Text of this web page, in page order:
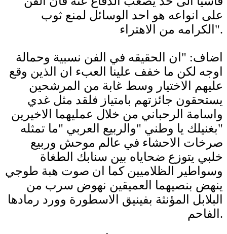
على انواعه هو احد الوسائل لمنع ثوب
الكرامه من الاهتراء".
اضاف: "ان الحقيقه في الفن نسبية وحمالة
اوجه لكن ما خفف علينا العبء ان الذين وقع
عليهم الاختيار وسط غابة من المرشحين
يستحقون جائزتهم بامتياز فلقد مثل غدي
واسامة الرحباني من خلال عمليهما الاخيرين
"بغنيلك يا وطني "والربيع العربي "ما تمثله
صرخات الاحشاء في عالم موحش وربيع
خلبي يتوزع ضحاياه بين سنابك الطغاة
وسواطير الظلاميين كما ان صوت هبة طوجي
ينهض بنصيهما العميقين نهوض سرب من
البلابل المؤنثة بفينيق الاسطورة وورد رمادها
الفاحم.